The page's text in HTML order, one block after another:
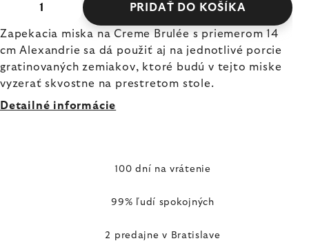
PRIDAŤ DO KOŠÍKA
Zapekacia miska na Creme Brulée s priemerom 14
cm Alexandrie sa dá použiť aj na jednotlivé porcie
gratinovaných zemiakov, ktoré budú v tejto miske
vyzerať skvostne na prestretom stole.
Detailné informácie
100 dní na vrátenie
99% ľudí spokojných
2 predajne v Bratislave